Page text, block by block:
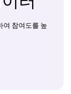
여 참여도를 높